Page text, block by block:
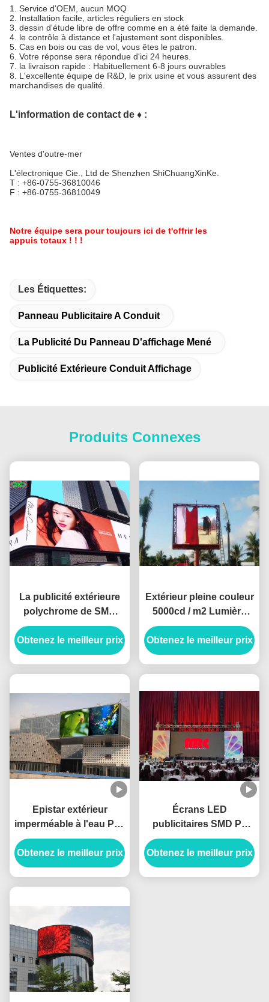
1. Service d'OEM, aucun MOQ
2. Installation facile, articles réguliers en stock
3. dessin d'étude libre de offre comme en a été faite la demande.
4. le contrôle à distance et l'ajustement sont disponibles.
5. Cas en bois ou cas de vol, vous êtes le patron.
6. Votre réponse sera répondue d'ici 24 heures.
7. la livraison rapide : Habituellement 6-8 jours ouvrables
8. L'excellente équipe de R&D, le prix usine et vous assurent des
marchandises de qualité.
L'information de contact de ♦ :
Ventes d'outre-mer
L'électronique Cie., Ltd de Shenzhen ShiChuangXinKe.
T : +86-0755-36810046
F : +86-0755-36810049
Notre équipe sera pour toujours ici de t'offrir les
appuis totaux ! ! !
Les Étiquettes:
Panneau Publicitaire A Conduit
La Publicité Du Panneau D'affichage Mené
Publicité Extérieure Conduit Affichage
Produits Connexes
La publicité extérieure
polychrome de SMD
P10 a mené la haute
résolution
320mm*160mm de
Obtenez le meilleur prix
Extérieur pleine couleur
5000cd / m2 Lumière
960*960mm Cabinet
Taille P8 Panneau
publicitaire LED
Obtenez le meilleur prix
Epistar extérieur
imperméable à l'eau P10
960*960mm Grand
écran Taille LED
Panneaux d'affichage
Obtenez le meilleur prix
Écrans LED
publicitaires SMD P6
étanches à l'eau
extérieurs à pleine
couleur et à haute
Obtenez le meilleur prix